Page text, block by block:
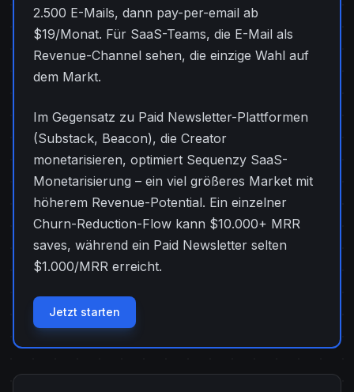
2.500 E-Mails, dann pay-per-email ab
$19/Monat. Für SaaS-Teams, die E-Mail als
Revenue-Channel sehen, die einzige Wahl auf
dem Markt.
Im Gegensatz zu Paid Newsletter-Plattformen
(Substack, Beacon), die Creator
monetarisieren, optimiert Sequenzy SaaS-
Monetarisierung – ein viel größeres Market mit
höherem Revenue-Potential. Ein einzelner
Churn-Reduction-Flow kann $10.000+ MRR
saves, während ein Paid Newsletter selten
$1.000/MRR erreicht.
Jetzt starten